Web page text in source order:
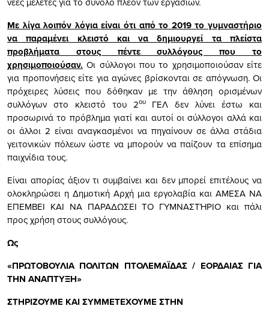
Με λίγα λοιπόν λόγια είναι ότι από το 2019 το γυμναστήριο
να παραμένει κλειστό και να δημιουργεί τα πλείστα
προβλήματα στους πέντε συλλόγους που το
χρησιμοποιούσαν. Οι σύλλογοι που το χρησιμοποιούσαν είτε
για προπονήσεις είτε για αγώνες βρίσκονται σε απόγνωση. Οι
πρόχειρες λύσεις που δόθηκαν με την άθληση ορισμένων
συλλόγων στο κλειστό του 2ουΓΕΛ δεν λύνει έστω και
προσωρινά το πρόβλημα γιατί και αυτοί οι σύλλογοι αλλά και
οι άλλοι 2 είναι αναγκασμένοι να πηγαίνουν σε άλλα στάδια
γειτονικών πόλεων ώστε να μπορούν να παίζουν τα επίσημα
παιχνίδια τους.
Είναι απορίας άξιον τι συμβαίνει και δεν μπορεί επιτέλους να
ολοκληρώσει η Δημοτική Αρχή μια εργολαβία και ΑΜΕΣΑ ΝΑ
ΕΠΕΜΒΕΙ ΚΑΙ ΝΑ ΠΑΡΑΔΩΣΕΙ ΤΟ ΓΥΜΝΑΣΤΉΡΙΟ και πάλι
προς χρήση στους συλλόγους.
Ως
«ΠΡΩΤΟΒΟΥΛΙΑ ΠΟΛΙΤΩΝ ΠΤΟΛΕΜΑΪΔΑΣ / ΕΟΡΔΑΙΑΣ ΓΙΑ
ΤΗΝ ΑΝΑΠΤΥΞΗ»
ΣΤΗΡΙΖΟΥΜΕ ΚΑΙ ΣΥΜΜΕΤΕΧΟΥΜΕ ΣΤΗΝ